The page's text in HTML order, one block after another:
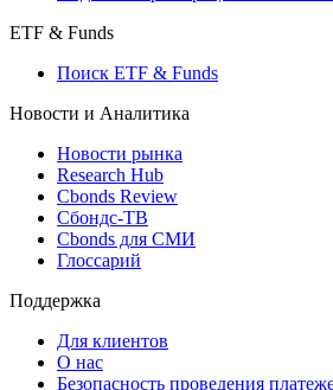
Макроэкономика
Виджет: Карта процентных ставок
ETF & Funds
Поиск ETF & Funds
Новости и Аналитика
Новости рынка
Research Hub
Сбондс-ТВ
Глоссарий
Поддержка